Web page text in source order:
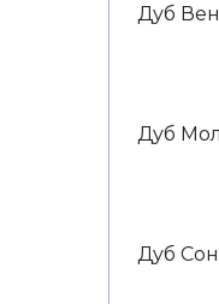
Дуб
Дуб
Дуб